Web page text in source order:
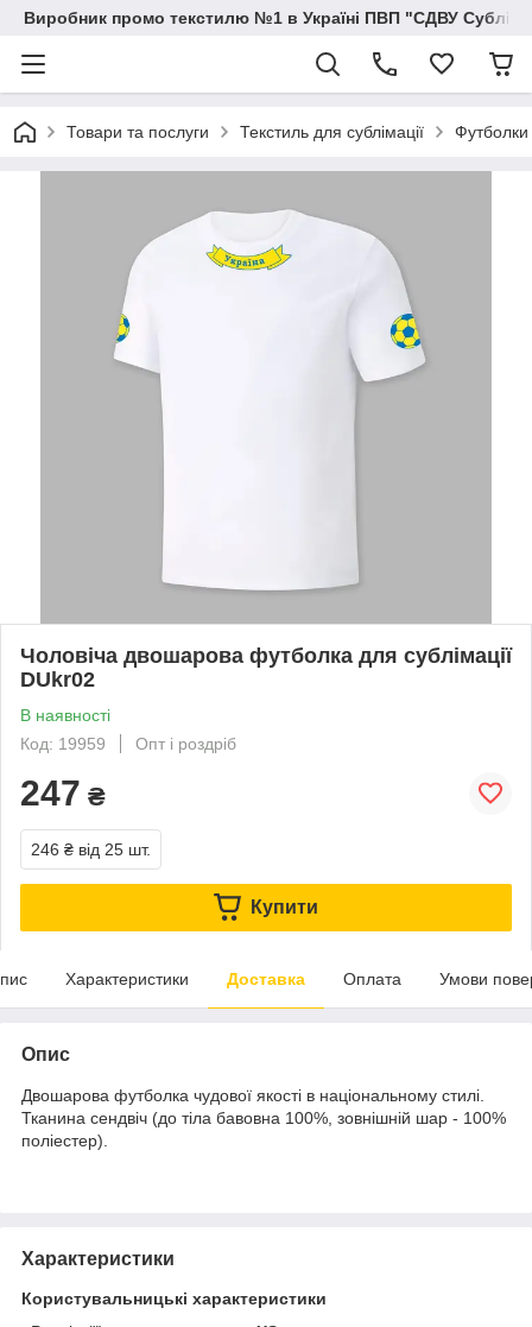
Виробник промо текстилю №1 в Україні ПВП "СДВУ
Товари та послуги Текстиль для сублімації Футболки
Чоловіча двошарова футболка для сублімації
DUkr02
В наявності
Код: 19959
Опт і роздріб
247 ₴
246 ₴ від 25 шт.
Купити
Характеристики Доставка Оплата Умови
Опис
Двошарова футболка чудової якості в національному стилі.
Тканина сендвіч (до тіла бавовна 100%, зовнішній шар - 100%
поліестер).
Характеристики
Користувальницькі характеристики